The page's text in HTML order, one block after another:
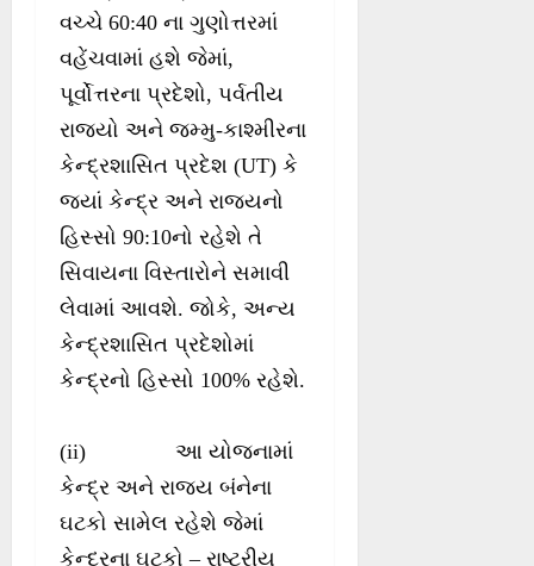
વચ્ચે 60:40 ના ગુણોત્તરમાં
વહેંચવામાં હશે જેમાં,
પૂર્વોત્તરના પ્રદેશો, પર્વતીય
રાજ્યો અને જમ્મુ-કાશ્મીરના
કેન્દ્રશાસિત પ્રદેશ (UT) કે
જ્યાં કેન્દ્ર અને રાજ્યનો
હિસ્સો 90:10નો રહેશે તે
સિવાયના વિસ્તારોને સમાવી
લેવામાં આવશે. જોકે, અન્ય
કેન્દ્રશાસિત પ્રદેશોમાં
કેન્દ્રનો હિસ્સો 100% રહેશે.
(ii) આ યોજનામાં
કેન્દ્ર અને રાજ્ય બંનેના
ઘટકો સામેલ રહેશે જેમાં
કેન્દ્રના ઘટકો – રાષ્ટ્રીય